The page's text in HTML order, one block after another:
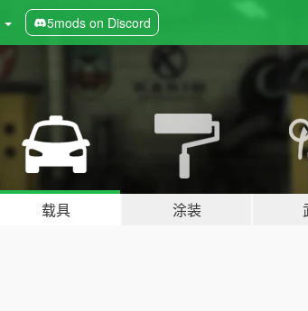
5mods on Discord
载具 涂装